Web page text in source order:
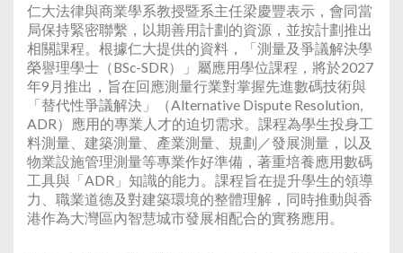
仁大法律與商業學系教授暨系主任梁慶豐表示，會同當
局保持緊密聯繫，以期善用計劃的資源，並按計劃推出
相關課程。根據仁大提供的資料，「測量及爭議解決學
榮譽理學士（BSc-SDR）」屬應用學位課程，將於2027
年9月推出，旨在回應測量行業對掌握先進數碼技術與
「替代性爭議解決」（Alternative Dispute Resolution,
ADR）應用的專業人才的迫切需求。課程為學生投身工
料測量、建築測量、產業測量、規劃／發展測量，以及
物業設施管理測量等專業作好準備，著重培養應用數碼
工具與「ADR」知識的能力。課程旨在提升學生的領導
力、職業道德及對建築環境的整體理解，同時推動與香
港作為大灣區內智慧城市發展相配合的實務應用。